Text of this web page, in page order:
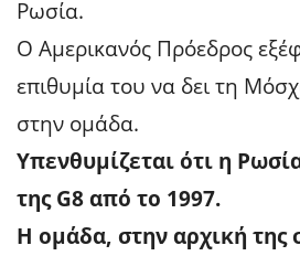
Ρωσία.
Ο Αμερικανός Πρόεδρος
επιθυμία του να δει τη
στην ομάδα.
Υπενθυμίζεται ότι η
της G8 από το 1997.
Η ομάδα, στην αρχική της